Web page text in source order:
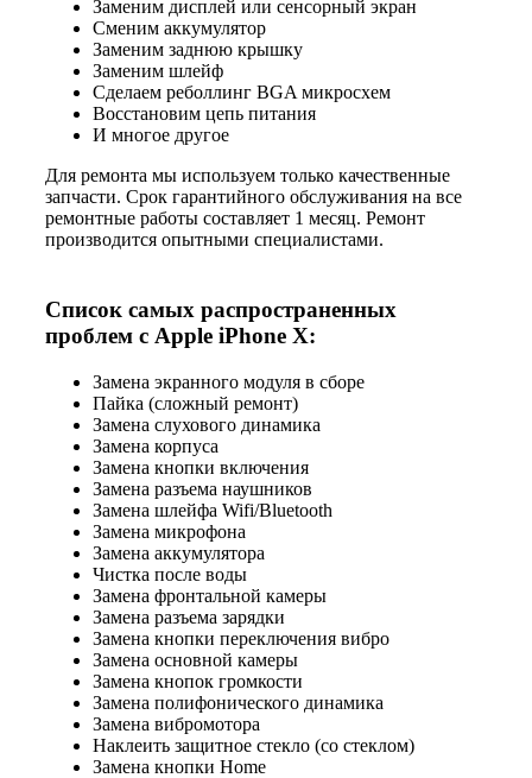
Заменим дисплей или сенсорный экран
Сменим аккумулятор
Заменим заднюю крышку
Заменим шлейф
Сделаем реболлинг BGA микросхем
Восстановим цепь питания
И многое другое
Для ремонта мы используем только качественные
запчасти. Срок гарантийного обслуживания на все
ремонтные работы составляет 1 месяц. Ремонт
производится опытными специалистами.
Список самых распространенных
проблем с Apple iPhone X:
Замена экранного модуля в сборе
Пайка (сложный ремонт)
Замена слухового динамика
Замена корпуса
Замена кнопки включения
Замена разъема наушников
Замена шлейфа Wifi/Bluetooth
Замена микрофона
Замена аккумулятора
Чистка после воды
Замена фронтальной камеры
Замена разъема зарядки
Замена кнопки переключения вибро
Замена основной камеры
Замена кнопок громкости
Замена полифонического динамика
Замена вибромотора
Наклеить защитное стекло (со стеклом)
Замена кнопки Home